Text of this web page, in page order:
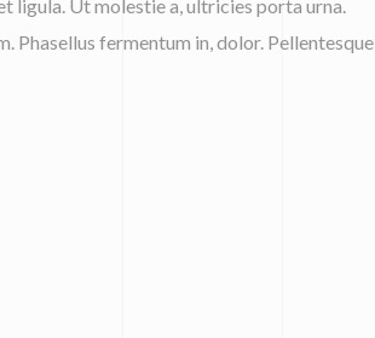
ligula. Ut molestie a, ultricies porta urna.
Phasellus fermentum in, dolor. Pellentesque